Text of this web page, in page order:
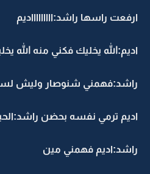
ارفعت راسها راشد:اااااااااديم
اديم:الله يخليك فكني منه الله
راشد:فهمني شنوصار وليش
اديم ترمي نفسه بحضن
راشد:اديم فهمني مين